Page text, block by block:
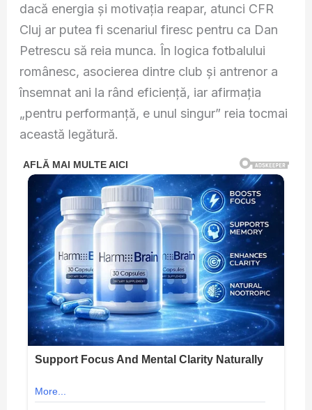
dacă energia și motivația reapar, atunci CFR
Cluj ar putea fi scenariul firesc pentru ca Dan
Petrescu să reia munca. În logica fotbalului
românesc, asocierea dintre club și antrenor a
însemnat ani la rând eficiență, iar afirmația
„pentru performanță, e unul singur” reia tocmai
această legătură.